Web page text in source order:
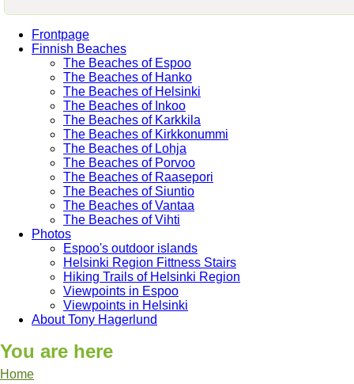
Frontpage
Finnish Beaches
The Beaches of Espoo
The Beaches of Hanko
The Beaches of Helsinki
The Beaches of Inkoo
The Beaches of Karkkila
The Beaches of Kirkkonummi
The Beaches of Lohja
The Beaches of Porvoo
The Beaches of Raasepori
The Beaches of Siuntio
The Beaches of Vantaa
The Beaches of Vihti
Photos
Espoo's outdoor islands
Helsinki Region Fittness Stairs
Hiking Trails of Helsinki Region
Viewpoints in Espoo
Viewpoints in Helsinki
About Tony Hagerlund
You are here
Home